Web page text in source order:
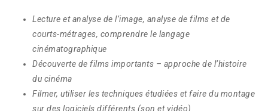
Lecture et analyse de l’image, analyse de films et de
courts-métrages, comprendre le langage
cinématographique
Découverte de films importants – approche de l’histoire
du cinéma
Filmer, utiliser les techniques étudiées et faire du montage
sur des logiciels différents (son etvidéo)